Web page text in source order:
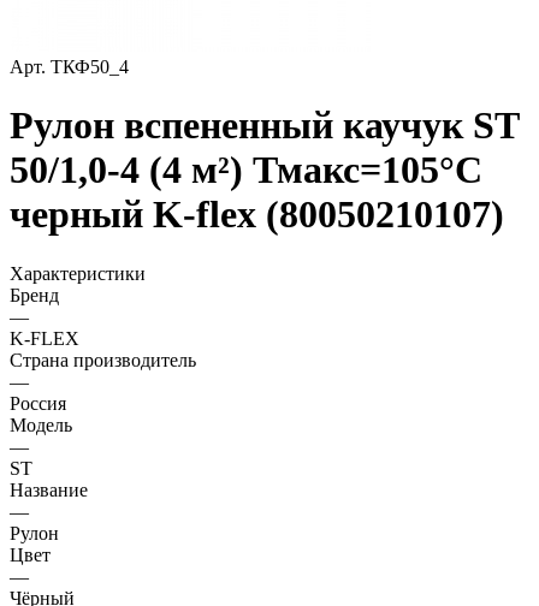
Арт. ТКФ50_4
Рулон вспененный каучук ST
50/1,0-4 (4 м²) Тмакс=105°C
черный K-flex (80050210107)
Характеристики
Бренд
—
K-FLEX
Страна производитель
—
Россия
Модель
—
ST
Название
—
Рулон
Цвет
—
Чёрный